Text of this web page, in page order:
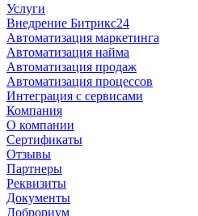
Услуги
Внедрение Битрикс24
Автоматизация маркетинга
Автоматизация найма
Автоматизация продаж
Автоматизация процессов
Интеграция с сервисами
Компания
О компании
Сертификаты
Отзывы
Партнеры
Реквизиты
Документы
Доброриум